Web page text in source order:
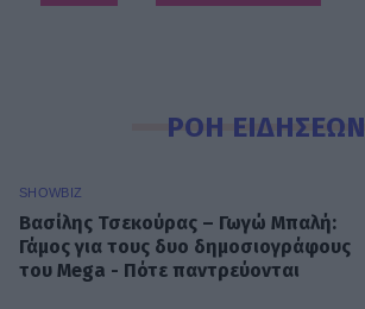
ΡΟΗ ΕΙΔΗΣΕΩΝ
SHOWBIZ
Βασίλης Τσεκούρας – Γωγώ Μπαλή:
Γάμος για τους δυο δημοσιογράφους
του Mega - Πότε παντρεύονται